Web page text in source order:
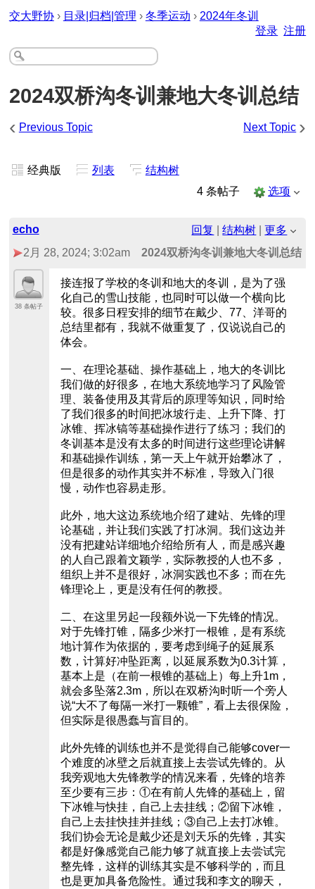
交大野协 › 目录|归档|管理 › 冬季运动 › 2024年冬训
登录 注册
2024双桥沟冬训兼地大冬训总结
‹ Previous Topic Next Topic ›
经典版 列表
结构树
4 条帖子
选项
echo 回复 |结构树 |更多
2月 28, 2024; 3:02am
2024双桥沟冬训兼地大冬训总结
38 条帖子
接连报了学校的冬训和地大的冬训，是为了强
化自己的雪山技能，也同时可以做一个横向比
较。很多日程安排的细节在戴少、77、洋哥的
总结里都有，我就不做重复了，仅说说自己的
体会。
一、在理论基础、操作基础上，地大的冬训比
我们做的好很多，在地大系统地学习了风险管
理、装备使用及其背后的原理等知识，同时给
了我们很多的时间把冰坡行走、上升下降、打
冰锥、挥冰镐等基础操作进行了练习；我们的
冬训基本是没有太多的时间进行这些理论讲解
和基础操作训练，第一天上午就开始攀冰了，
但是很多的动作其实并不标准，导致入门很
慢，动作也容易走形。
此外，地大这边系统地介绍了建站、先锋的理
论基础，并让我们实践了打冰洞。我们这边并
没有把建站详细地介绍给所有人，而是感兴趣
的人自己跟着文颖学，实际教授的人也不多，
组织上并不是很好，冰洞实践也不多；而在先
锋理论上，更是没有任何的教授。
二、在这里另起一段额外说一下先锋的情况。
对于先锋打锥，隔多少米打一根锥，是有系统
地计算作为依据的，要考虑到绳子的延展系
数，计算好冲坠距离，以延展系数为0.3计算，
基本上是（在前一根锥的基础上）每上升1m，
就会多坠落2.3m，所以在双桥沟时听一个旁人
说“大不了每隔一米打一颗锥”，看上去很保险，
但实际是很愚蠢与盲目的。
此外先锋的训练也并不是觉得自己能够cover一
个难度的冰壁之后就直接上去尝试先锋的。从
我旁观地大先锋教学的情况来看，先锋的培养
至少要有三步：①在有前人先锋的基础上，留
下冰锥与快挂，自己上去挂线；②留下冰锥，
自己上去挂快挂并挂线；③自己上去打冰锥。
我们协会无论是戴少还是刘天乐的先锋，其实
都是好像感觉自己能力够了就直接上去尝试完
整先锋，这样的训练其实是不够科学的，而且
也是更加具备危险性。通过我和李文的聊天，